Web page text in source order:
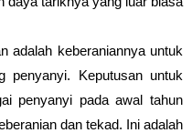
adalah keberaniannya untuk
penyanyi. Keputusan untuk
penyanyi pada awal tahun
dan tekad. Ini adalah